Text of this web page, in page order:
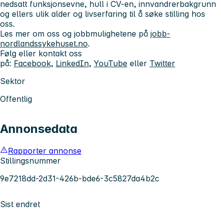
nedsatt funksjonsevne, hull i CV-en, innvandrerbakgrunn
og ellers ulik alder og livserfaring til å søke stilling hos
oss.
Les mer om oss og jobbmulighetene på jobb-
nordlandssykehuset.no.
Følg eller kontakt oss
på: Facebook, LinkedIn, YouTube eller Twitter
Sektor
Offentlig
Annonsedata
Rapporter annonse
Stillingsnummer
9e7218dd-2d31-426b-bde6-3c5827da4b2c
Sist endret